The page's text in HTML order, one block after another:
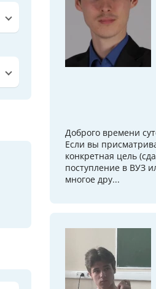
Доброго времени
Если вы
конкретная цель
поступление в ВУЗ
многое дру...